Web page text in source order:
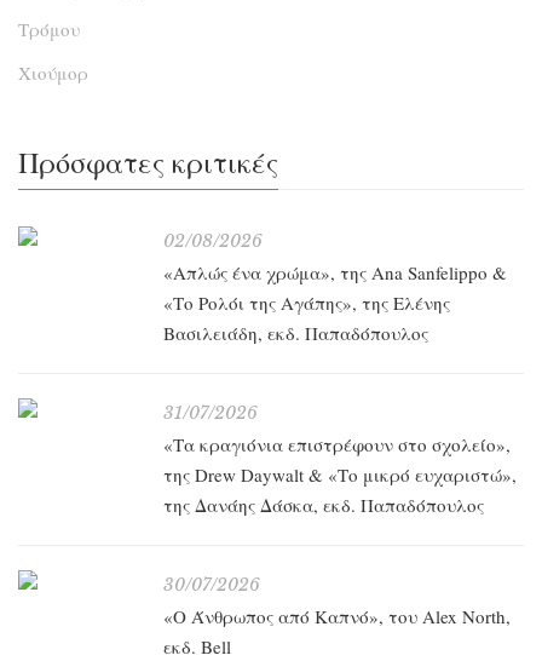
Τρόμου
Χιούμορ
Πρόσφατες κριτικές
02/08/2026
«Απλώς ένα χρώμα», της Ana Sanfelippo &
«Το Ρολόι της Αγάπης», της Ελένης
Βασιλειάδη, εκδ. Παπαδόπουλος
31/07/2026
«Τα κραγιόνια επιστρέφουν στο σχολείο»,
της Drew Daywalt & «Το μικρό ευχαριστώ»,
της Δανάης Δάσκα, εκδ. Παπαδόπουλος
30/07/2026
«O Άνθρωπος από Καπνό», του Alex North,
εκδ. Bell